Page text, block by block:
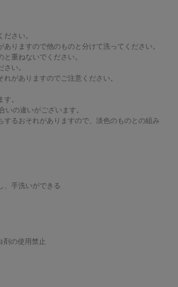
さい。
りますので他のものと分けて洗ってください。
重ねないでください。
い。
がありますのでご注意ください。
。
いの違いがございます。
するおそれがありますので、淡色のものとの組み
、手洗いができる
剤の使用禁止